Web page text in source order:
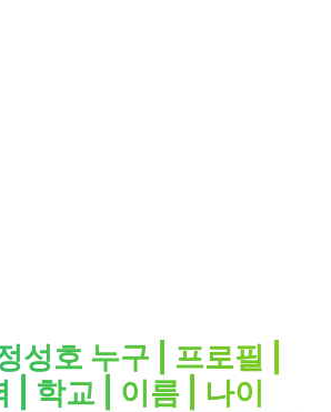
성호 누구 | 프로필 |
| 학교 | 이름 | 나이